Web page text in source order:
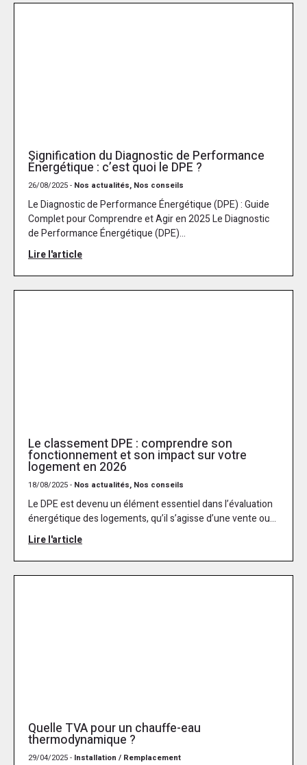
Signification du Diagnostic de Performance
Énergétique : c’est quoi le DPE ?
26/08/2025 - Nos actualités, Nos conseils
Le Diagnostic de Performance Énergétique (DPE) : Guide
Complet pour Comprendre et Agir en 2025 Le Diagnostic
de Performance Énergétique (DPE)...
Lire l'article
Le classement DPE : comprendre son
fonctionnement et son impact sur votre
logement en 2026
18/08/2025 - Nos actualités, Nos conseils
Le DPE est devenu un élément essentiel dans l’évaluation
énergétique des logements, qu’il s’agisse d’une vente ou...
Lire l'article
Quelle TVA pour un chauffe-eau
thermodynamique ?
29/04/2025 - Installation / Remplacement